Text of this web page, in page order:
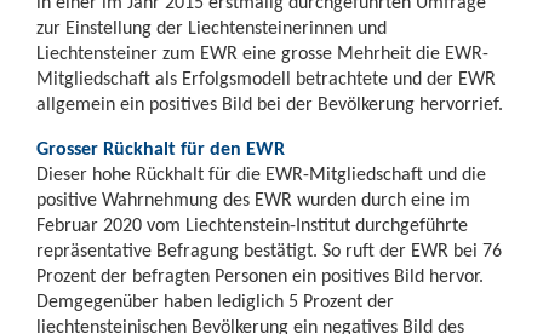
zur Einstellung der Liechtensteinerinnen und
Liechtensteiner zum EWR eine grosse Mehrheit die EWR-
Mitgliedschaft als Erfolgsmodell betrachtete und der EWR
allgemein ein positives Bild bei der Bevölkerung hervorrief.
Grosser Rückhalt für den EWR
Dieser hohe Rückhalt für die EWR-Mitgliedschaft und die
positive Wahrnehmung des EWR wurden durch eine im
Februar 2020 vom Liechtenstein-Institut durchgeführte
repräsentative Befragung bestätigt. So ruft der EWR bei 76
Prozent der befragten Personen ein positives Bild hervor.
Demgegenüber haben lediglich 5 Prozent der
liechtensteinischen Bevölkerung ein negatives Bild des